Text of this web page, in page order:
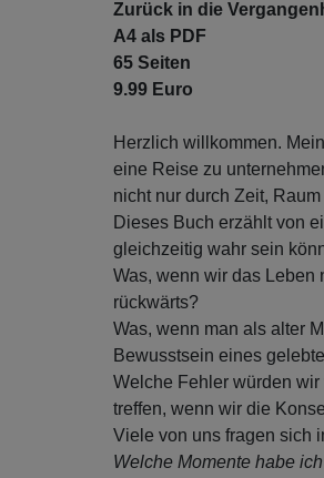
Zurück in die
A4 als PDF
65 Seiten
9.99 Euro
Herzlich willkommen.
eine Reise zu
nicht nur durch Zeit,
Dieses Buch erzählt von
gleichzeitig wahr sein
Was, wenn wir das Leben
rückwärts?
Was, wenn man als alter
Bewusstsein eines
Welche Fehler würden
treffen, wenn wir die
Viele von uns fragen sich
Welche Momente habe